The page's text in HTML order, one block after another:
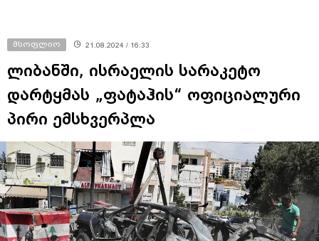
მსოფლიო 21.08.2024 / 16:33
ლიბანში, ისრაელის სარაკეტო
დარტყმას „ფატაჰის“ ოფიციალური
პირი ემსხვერპლა